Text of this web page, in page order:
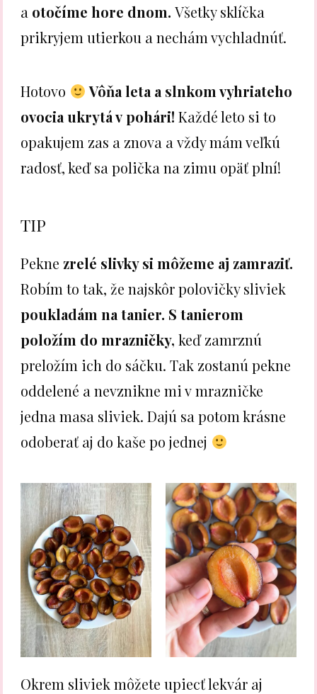
a otočíme hore dnom.Všetky sklíčka
prikryjem utierkou a nechám vychladnúť.
Hotovo
Vôňa leta a slnkom vyhriateho
ovocia ukrytá v pohári! Každé leto si to
opakujem zas a znova a vždy mám veľkú
radosť, keď sa polička na zimu opäť plní!
TIP
Pekne zrelé slivky si môžeme aj zamraziť.
Robím to tak, že najskôr polovičky sliviek
poukladám na tanier. S tanierom
položím do mrazničky,keď zamrznú
preložím ich do sáčku. Tak zostanú pekne
oddelené a nevznikne mi v mrazničke
jedna masa sliviek. Dajú sa potom krásne
odoberať aj do kaše po jednej
Okrem sliviek môžete upiecť lekvár aj